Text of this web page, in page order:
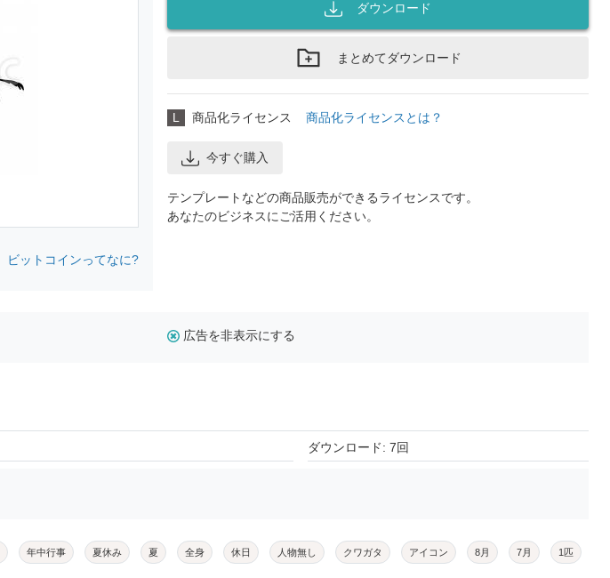
ビットコインってなに?
ダウンロード
まとめてダウンロード
L 商品化ライセンス 商品化ライセンスとは？
今すぐ購入
テンプレートなどの商品販売ができるライセンスです。
あなたのビジネスにご活用ください。
広告を非表示にする
ダウンロード: 7回
年中行事 夏休み 夏 全身 休日 人物無し クワガタ アイコン 8月 7月 1匹